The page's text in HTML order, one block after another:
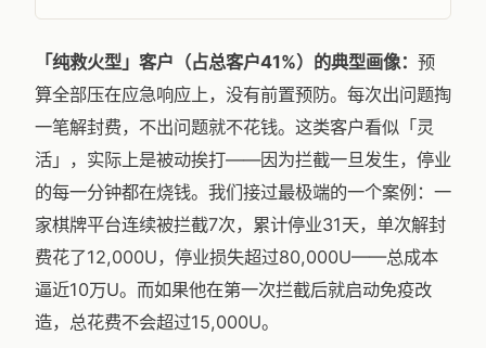
「纯救火型」客户（占总客户41%）的典型画像： 预
算全部压在应急响应上，没有前置预防。每次出问题掏
一笔解封费，不出问题就不花钱。这类客户看似「灵
活」，实际上是被动挨打——因为拦截一旦发生，停业
的每一分钟都在烧钱。我们接过最极端的一个案例：一
家棋牌平台连续被拦截7次，累计停业31天，单次解封
费花了12,000U，停业损失超过80,000U——总成本
逼近10万U。而如果他在第一次拦截后就启动免疫改
造，总花费不会超过15,000U。